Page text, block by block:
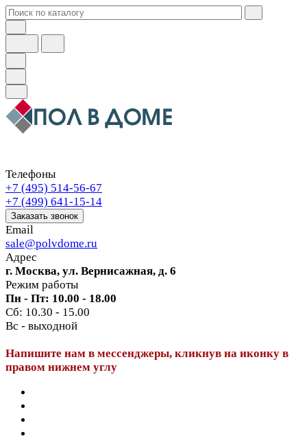
Телефоны
+7 (495) 514-56-67
+7 (499) 641-15-14
Заказать звонок
Email
sale@polvdome.ru
Адрес
г. Москва, ул. Вернисажная, д. 6
Режим работы
Пн - Пт: 10.00 - 18.00
Сб: 10.30 - 15.00
Вс - выходной
Напишите нам в мессенджеры, кликнув на иконку в
правом нижнем углу